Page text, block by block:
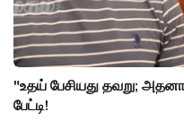
"உதய் பேசியது தவறு;
பேட்டி!